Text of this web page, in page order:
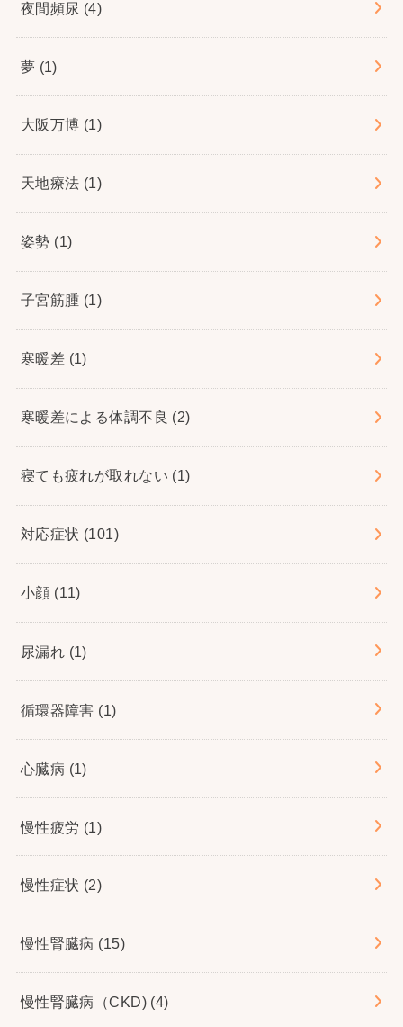
夜間頻尿 (4)
夢 (1)
大阪万博 (1)
天地療法 (1)
姿勢 (1)
子宮筋腫 (1)
寒暖差 (1)
寒暖差による体調不良 (2)
寝ても疲れが取れない (1)
対応症状 (101)
小顔 (11)
尿漏れ (1)
循環器障害 (1)
心臓病 (1)
慢性疲労 (1)
慢性症状 (2)
慢性腎臓病 (15)
慢性腎臓病（CKD) (4)